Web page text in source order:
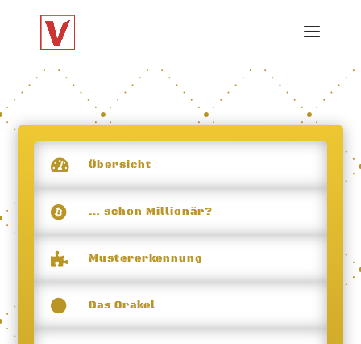
 Übersicht
 … schon Millionär?
 Mustererkennung
 Das Orakel